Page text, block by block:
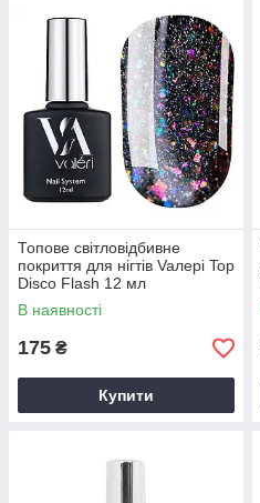
Топове світловідбивне
покриття для нігтів Vaлерi Top
Disco Flash 12 мл
В наявності
175 ₴
Купити